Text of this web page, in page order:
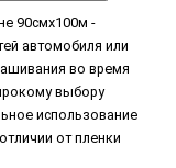
90смх100м -
автомобиля или
во время
выбору
использование
от пленки